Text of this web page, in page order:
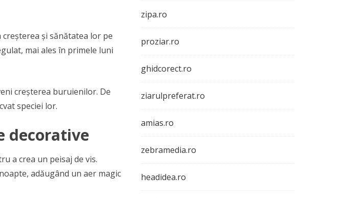
și sănătatea lor pe
mai ales în primele luni
creșterea buruienilor. De
speciei lor.
decorative
a crea un peisaj de vis.
adăugând un aer magic
zipa.ro
proziar.ro
ghidcorect.ro
ziarulpreferat.ro
amias.ro
zebramedia.ro
headidea.ro